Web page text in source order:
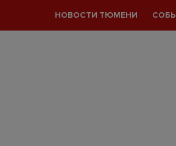
НОВОСТИ ТЮМЕНИ